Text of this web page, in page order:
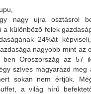
nagy ujra osztásrol
a különbözõ felek
24%át
nagyobb mint az
ben Oroszország az 57
szíves magyarázd meg
sokan nem értjük.
a világ hírű